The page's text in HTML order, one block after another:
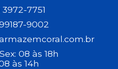
3972-7751
9002
08 às 18h
às 14h